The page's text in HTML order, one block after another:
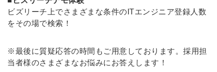
ビズリーチ上でさまざまな条件のITエンジニア登録人数
をその場で検索！
※最後に質疑応答の時間もご用意しております。採用担
当者様のさまざまなお悩みにお答えします！